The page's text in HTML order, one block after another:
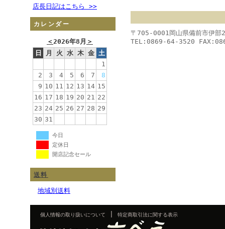
店長日記はこちら >>
カレンダー
＜2026年8月 ＞
日
月 火 水 木 金 土
1
2
3 4 5 6 7
8
9 10 11 12 13 14 15
16 17 18 19 20 21 22
23 24 25 26 27 28 29
30 31
今日
定休日
開店記念セール
送料
地域別送料
〒705-0001岡山県備前市伊
TEL:0869-64-3520
個人情報の取り扱いについて 特定商取引法に関する表示